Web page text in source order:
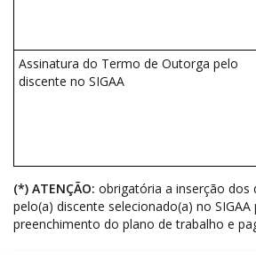
Assinatura do Termo de Outorga pelo
discente no SIGAA
(*) ATENÇÃO: obrigatória a inserção dos
pelo(a) discente selecionado(a) no SIGAA
preenchimento do plano de trabalho e